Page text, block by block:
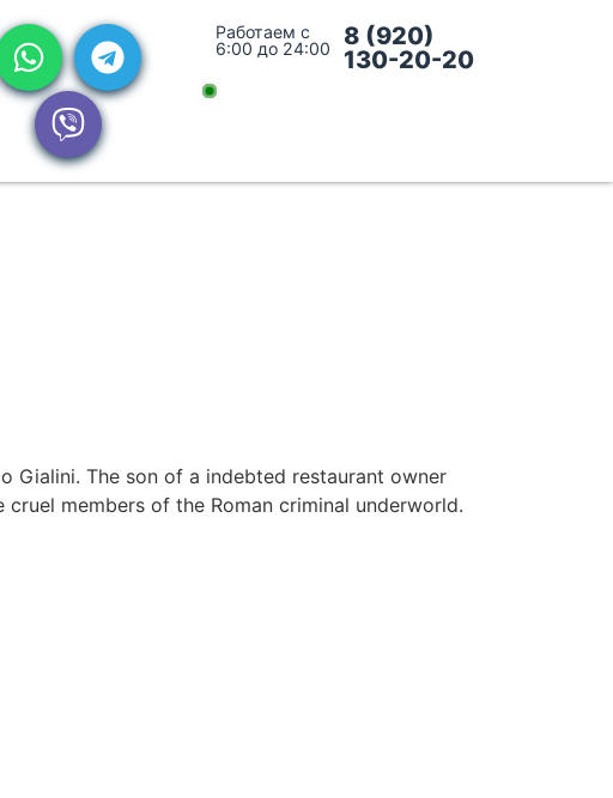
Работаем с
6:00 до 24:00
8 (920)
130-20-20
Gialini. The son of a indebted restaurant owner
members of the Roman criminal underworld.